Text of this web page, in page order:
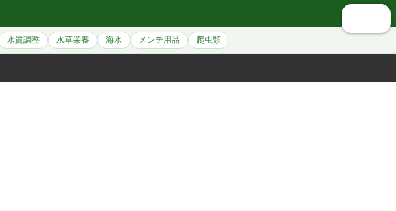
水質調整 水草栄養 海水 メンテ用品 爬虫類